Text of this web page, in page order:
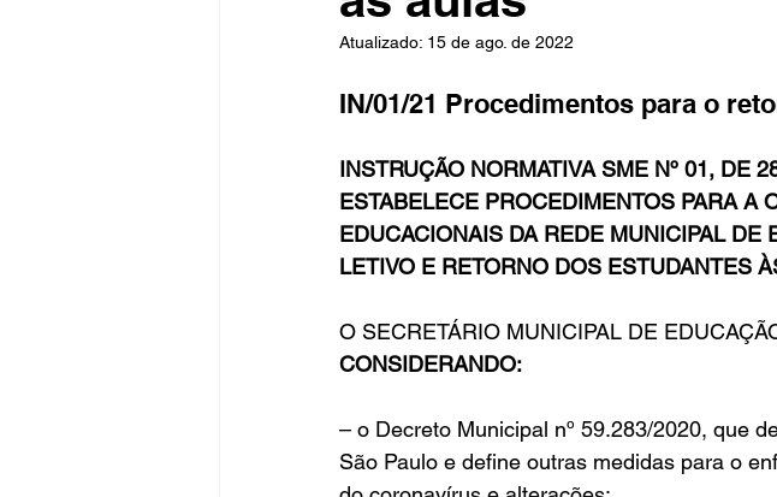
Fique Ligado Publicações Sedin Indicações
congresso NOTI noticias
Atualizado: 15 de ago. de 2022
IN/01/21 Procedimentos para o
INSTRUÇÃO NORMATIVA SME Nº 01, DE
ESTABELECE PROCEDIMENTOS PARA A
EDUCACIONAIS DA REDE MUNICIPAL
LETIVO E RETORNO DOS ESTUDANTES
O SECRETÁRIO MUNICIPAL DE
CONSIDERANDO:
– o Decreto Municipal nº 59.283/2020, que
São Paulo e define outras medidas para o